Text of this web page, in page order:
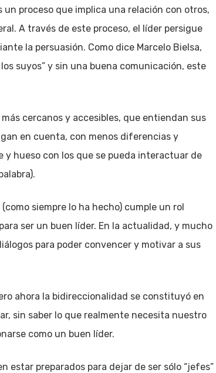
proceso que implica una relación con otros,
A través de este proceso, el líder persigue
la persuasión. Como dice Marcelo Bielsa,
suyos” y sin una buena comunicación, este
cercanos y accesibles, que entiendan sus
en cuenta, con menos diferencias y
y hueso con los que se pueda interactuar de
siempre lo ha hecho) cumple un rol
ser un buen líder. En la actualidad, y mucho
para poder convencer y motivar a sus
ahora la bidireccionalidad se constituyó en
sin saber lo que realmente necesita nuestro
como un buen líder.
estar preparados para dejar de ser sólo “jefes”